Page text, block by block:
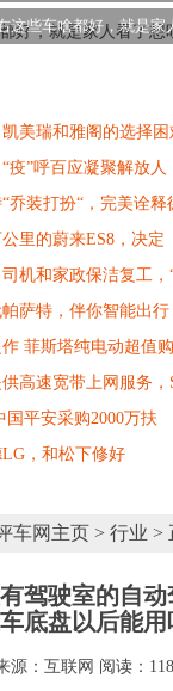
这些车啥都好，就是家
美瑞和雅阁的选择困
疫”呼百应凝聚解放人
乔装打扮“，完美诠释
里的蔚来ES8，决定
机和家政保洁复工，
萨特，伴你智能出行
菲斯塔纯电动超值
高速宽带上网服务，
平安采购2000万扶
，和松下修好
车网主页 > 行业 >
驾驶室的自动
底盘以后能用
源：互联网 阅读：